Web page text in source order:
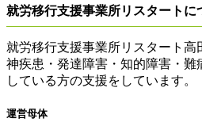
就労移行支援事業所リスタートに
就労移行支援事業所リスタート
神疾患・発達障害・知的障害・
している方の支援をしています。
運営母体